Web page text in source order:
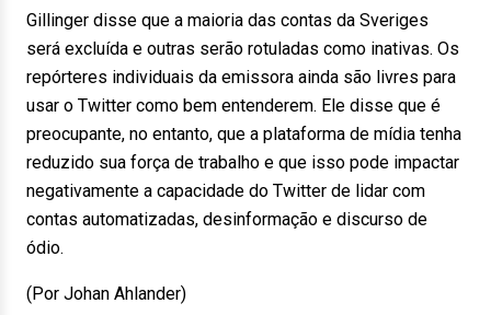
Gillinger disse que a maioria das contas da Sveriges
será excluída e outras serão rotuladas como inativas. Os
repórteres individuais da emissora ainda são livres para
usar o Twitter como bem entenderem. Ele disse que é
preocupante, no entanto, que a plataforma de mídia tenha
reduzido sua força de trabalho e que isso pode impactar
negativamente a capacidade do Twitter de lidar com
contas automatizadas, desinformação e discurso de
ódio.
(Por Johan Ahlander)